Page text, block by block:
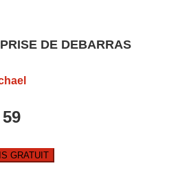
DE DEBARRAS
GRATUIT